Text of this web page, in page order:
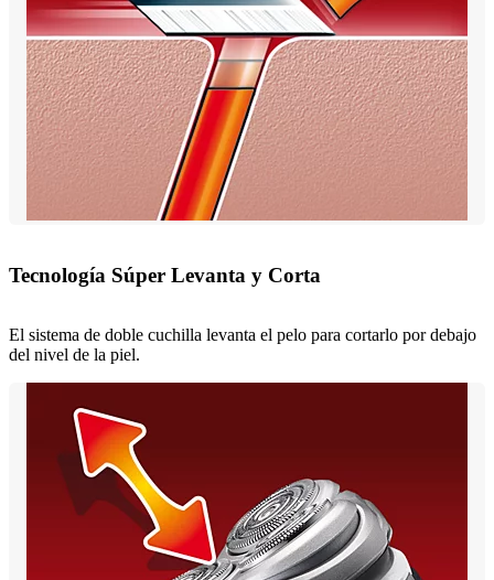
Tecnología Súper Levanta y Corta
El sistema de doble cuchilla levanta el pelo para cortarlo por debajo
del nivel de la piel.